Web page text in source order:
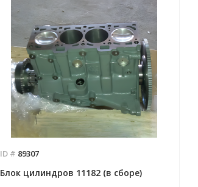
ID # 89307
Блок цилиндров 11182 (в сборе)